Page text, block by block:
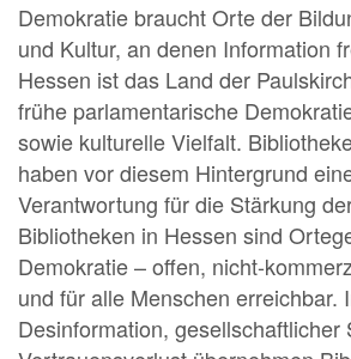
Demokratie braucht Orte der
und Kultur, an denen Information
Hessen ist das Land der
frühe parlamentarische
sowie kulturelle Vielfalt.
haben vor diesem Hintergrund
Verantwortung für die Stärkung
Bibliotheken in Hessen sind
Demokratie – offen, nicht-
und für alle Menschen erreichbar.
Desinformation, gesellschaftlicher